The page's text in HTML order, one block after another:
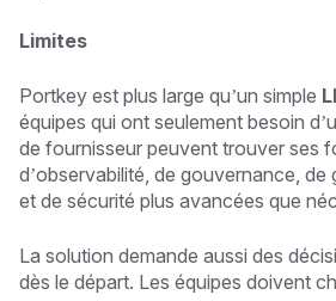
Limites
Portkey est plus large qu’un simple
équipes qui ont seulement besoin
de fournisseur peuvent trouver ses
d’observabilité, de gouvernance, de
et de sécurité plus avancées que
La solution demande aussi des
dès le départ. Les équipes doivent